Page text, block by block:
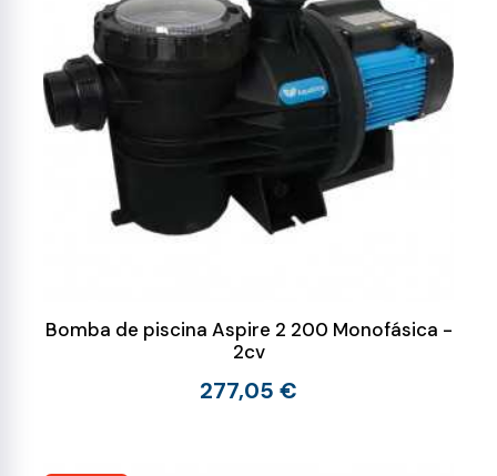
Bomba de piscina Aspire 2 200 Monofásica -
2cv
277,05 €